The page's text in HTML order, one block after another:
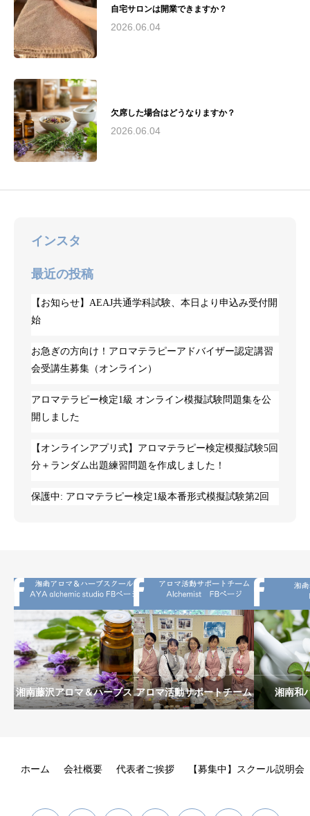
自宅サロンは開業できますか？
2026.06.04
欠席した場合はどうなりますか？
2026.06.04
インスタ
最近の投稿
【お知らせ】AEAJ共通学科試験、本日より申込み受付開
始
お急ぎの方向け！アロマテラピーアドバイザー認定講習
会受講生募集（オンライン）
アロマテラピー検定1級 オンライン模擬試験問題集を公
開しました
【オンラインアプリ式】アロマテラピー検定模擬試験5回
分＋ランダム出題練習問題を作成しました！
保護中: アロマテラピー検定1級本番形式模擬試験第2回
湘南藤沢アロマ＆ハーブス アロマ活動サポートチーム 湘南和
ホーム 会社概要 代表者ご挨拶 【募集中】スクール説明会